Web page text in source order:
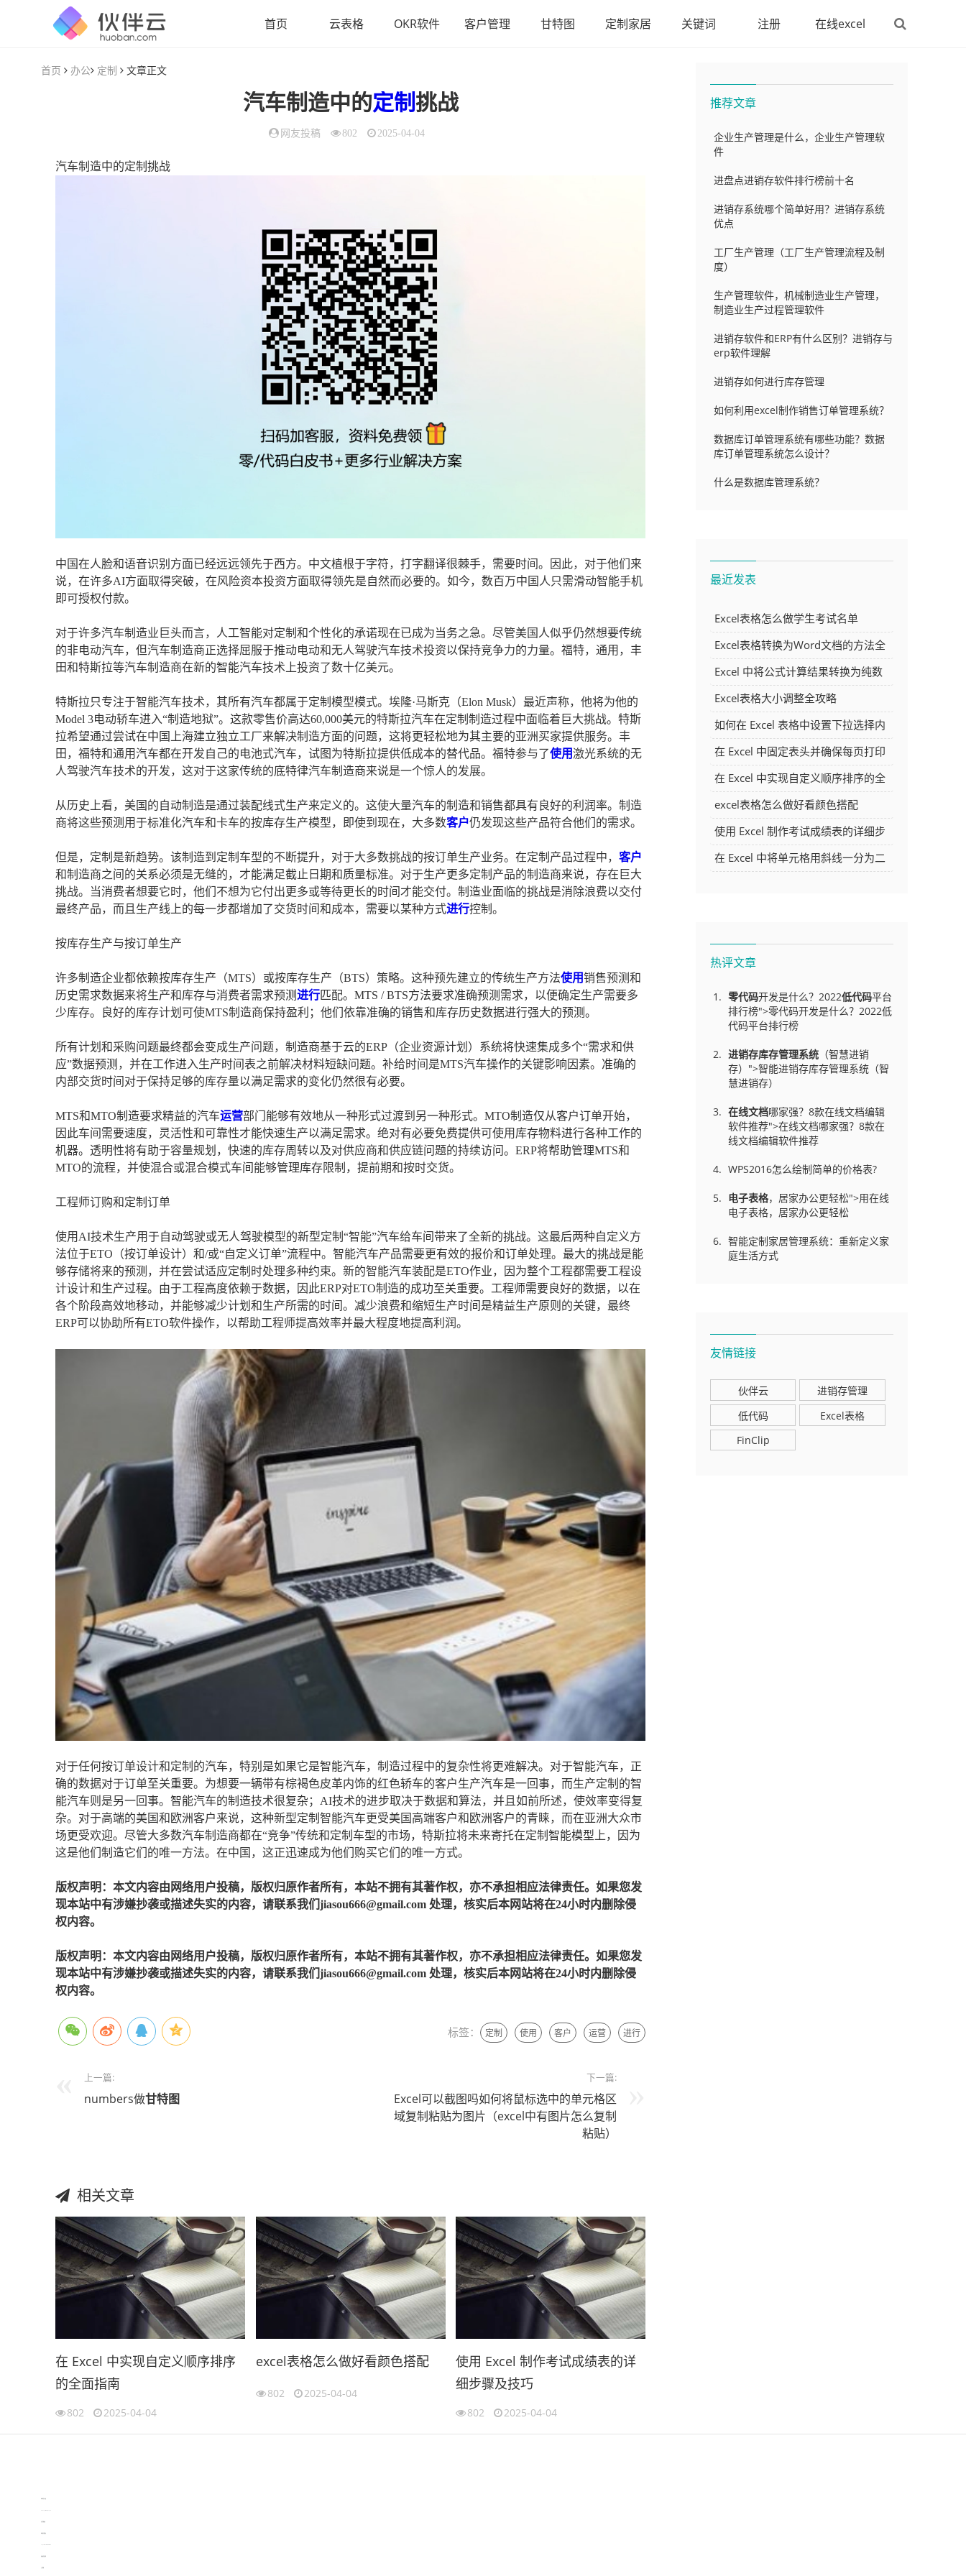
首页 云表格 OKR软件 客户管理 甘特图 定制家居 关键词 注册 在线excel
首页 办公 定制 文章正文
汽车制造中的定制挑战
网友投稿 802 2025-04-04
汽车制造中的定制挑战
中国在人脸和语音识别方面已经远远领先于西方。中文植根于字符，打字翻译很棘手，需要时间。因此，对于他们来
说，在许多AI方面取得突破，在风险资本投资方面取得领先是自然而必要的。如今，数百万中国人只需滑动智能手机
即可授权付款。
对于许多汽车制造业巨头而言，人工智能对定制和个性化的承诺现在已成为当务之急。尽管美国人似乎仍然想要传统
的非电动汽车，但汽车制造商正选择屈服于推动电动和无人驾驶汽车技术投资以保持竞争力的力量。福特，通用，丰
田和特斯拉等汽车制造商在新的智能汽车技术上投资了数十亿美元。
特斯拉只专注于智能汽车技术，其所有汽车都属于定制模型模式。埃隆·马斯克（Elon Musk）最近声称，他将为他的
Model 3电动轿车进入“制造地狱”。这款零售价高达60,000美元的特斯拉汽车在定制制造过程中面临着巨大挑战。特斯
拉希望通过尝试在中国上海建立独立工厂来解决制造方面的问题，这将更轻松地为其主要的亚洲买家提供服务。丰
田，福特和通用汽车都在开发自己的电池式汽车，试图为特斯拉提供低成本的替代品。福特参与了使用激光系统的无
人驾驶汽车技术的开发，这对于这家传统的底特律汽车制造商来说是一个惊人的发展。
从历史上看，美国的自动制造是通过装配线式生产来定义的。这使大量汽车的制造和销售都具有良好的利润率。制造
商将这些预测用于标准化汽车和卡车的按库存生产模型，即使到现在，大多数客户仍发现这些产品符合他们的需求。
但是，定制是新趋势。该制造到定制车型的不断提升，对于大多数挑战的按订单生产业务。在定制产品过程中， 客户
和制造商之间的关系必须是无缝的，才能满足截止日期和质量标准。对于生产更多定制产品的制造商来说，存在巨大
挑战。当消费者想要它时，他们不想为它付出更多或等待更长的时间才能交付。制造业面临的挑战是消除浪费以交付
最终产品，而且生产线上的每一步都增加了交货时间和成本，需要以某种方式进行控制。
按库存生产与按订单生产
许多制造企业都依赖按库存生产（MTS）或按库存生产（BTS）策略。这种预先建立的传统生产方法使用销售预测和
历史需求数据来将生产和库存与消费者需求预测进行匹配。MTS / BTS方法要求准确预测需求，以便确定生产需要多
少库存。良好的库存计划可使MTS制造商保持盈利；他们依靠准确的销售和库存历史数据进行强大的预测。
所有计划和采购问题最终都会变成生产问题，制造商基于云的ERP（企业资源计划）系统将快速集成多个“需求和供
应”数据预测，并在工作进入生产时间表之前解决材料短缺问题。补给时间是MTS汽车操作的关键影响因素。准确的
内部交货时间对于保持足够的库存量以满足需求的变化仍然很有必要。
MTS和MTO制造要求精益的汽车运营部门能够有效地从一种形式过渡到另一种形式。MTO制造仅从客户订单开始，
因此车间需要速度，灵活性和可靠性才能快速生产以满足需求。绝对有必要免费提供可使用库存物料进行各种工作的
机器。透明性将有助于容量规划，快速的库存周转以及对供应商和供应链问题的持续访问。ERP将帮助管理MTS和
MTO的流程，并使混合或混合模式车间能够管理库存限制，提前期和按时交货。
工程师订购和定制订单
使用AI技术生产用于自动驾驶或无人驾驶模型的新型定制“智能”汽车给车间带来了全新的挑战。这最后两种自定义方
法位于ETO（按订单设计）和/或“自定义订单”流程中。智能汽车产品需要更有效的报价和订单处理。最大的挑战是能
够存储将来的预测，并在尝试适应定制时处理多种约束。新的智能汽车装配是ETO作业，因为整个工程都需要工程设
计设计和生产过程。由于工程高度依赖于数据，因此ERP对ETO制造的成功至关重要。工程师需要良好的数据，以在
各个阶段高效地移动，并能够减少计划和生产所需的时间。减少浪费和缩短生产时间是精益生产原则的关键，最终
ERP可以协助所有ETO软件操作，以帮助工程师提高效率并最大程度地提高利润。
对于任何按订单设计和定制的汽车，特别是如果它是智能汽车，制造过程中的复杂性将更难解决。对于智能汽车，正
确的数据对于订单至关重要。为想要一辆带有棕褐色皮革内饰的红色轿车的客户生产汽车是一回事，而生产定制的智
能汽车则是另一回事。智能汽车的制造技术很复杂；AI技术的进步取决于数据和算法，并且如前所述，使效率变得复
杂。对于高端的美国和欧洲客户来说，这种新型定制智能汽车更受美国高端客户和欧洲客户的青睐，而在亚洲大众市
场更受欢迎。尽管大多数汽车制造商都在“竞争”传统和定制车型的市场，特斯拉将未来寄托在定制智能模型上，因为
这是他们制造它们的唯一方法。在中国，这正迅速成为他们购买它们的唯一方式。
版权声明：本文内容由网络用户投稿，版权归原作者所有，本站不拥有其著作权，亦不承担相应法律责任。如果您发
现本站中有涉嫌抄袭或描述失实的内容，请联系我们jiasou666@gmail.com 处理，核实后本网站将在24小时内删除侵
权内容。
版权声明：本文内容由网络用户投稿，版权归原作者所有，本站不拥有其著作权，亦不承担相应法律责任。如果您发
现本站中有涉嫌抄袭或描述失实的内容，请联系我们jiasou666@gmail.com 处理，核实后本网站将在24小时内删除侵
权内容。
标签： 定制 使用 客户 运营 进行
上一篇:
numbers做甘特图
下一篇:
Excel可以截图吗如何将鼠标选中的单元格区
域复制粘贴为图片（excel中有图片怎么复制
粘贴）
相关文章
在 Excel 中实现自定义顺序排序
的全面指南
802 2025-04-04
excel表格怎么做好看颜色搭配
802 2025-04-04
使用 Excel 制作考试成绩表的详
细步骤及技巧
802 2025-04-04
推荐文章
企业生产管理是什么，企业生产管理软
件
进盘点进销存软件排行榜前十名
进销存系统哪个简单好用？进销存系统
优点
工厂生产管理（工厂生产管理流程及制
度）
生产管理软件，机械制造业生产管理，
制造业生产过程管理软件
进销存软件和ERP有什么区别？进销存与
erp软件理解
进销存如何进行库存管理
如何利用excel制作销售订单管理系统？
数据库订单管理系统有哪些功能？数据
库订单管理系统怎么设计？
什么是数据库管理系统？
最近发表
Excel表格怎么做学生考试名单
Excel表格转换为Word文档的方法全
解析
Excel 中将公式计算结果转换为纯数
字的多种方法
Excel表格大小调整全攻略
如何在 Excel 表格中设置下拉选择内
容
在 Excel 中固定表头并确保每页打印
时都显示表头的方法详解
在 Excel 中实现自定义顺序排序的全
面指南
excel表格怎么做好看颜色搭配
使用 Excel 制作考试成绩表的详细步
骤及技巧
在 Excel 中将单元格用斜线一分为二
热评文章
零代码开发是什么？2022低代码平台
排行榜">零代码开发是什么？2022低
代码平台排行榜
进销存库存管理系统 （智慧进销
存）">智能进销存库存管理系统（智
慧进销存）
在线文档哪家强？8款在线文档编辑
软件推荐">在线文档哪家强？8款在
线文档编辑软件推荐
WPS2016怎么绘制简单的价格表?
电子表格，居家办公更轻松">用在线
电子表格，居家办公更轻松
智能定制家居管理系统：重新定义家
庭生活方式
友情链接
伙伴云
进销存管理
低代码
Excel表格
FinClip